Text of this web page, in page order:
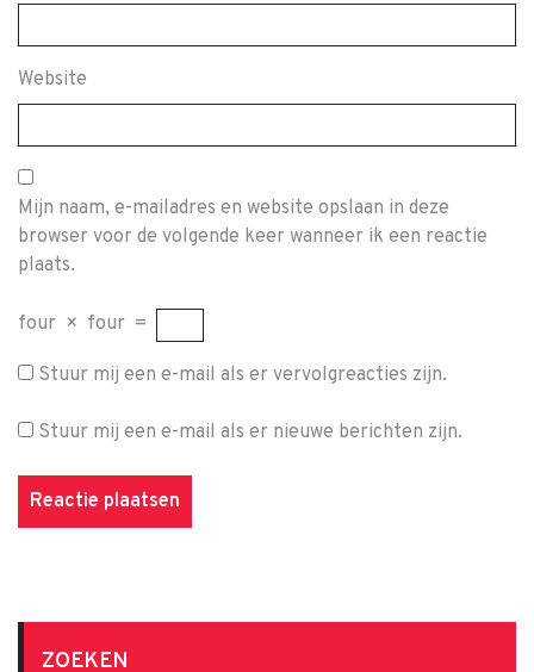
Website
Mijn naam, e-mailadres en website opslaan in deze
browser voor de volgende keer wanneer ik een reactie
plaats.
four × four =
Stuur mij een e-mail als er vervolgreacties zijn.
Stuur mij een e-mail als er nieuwe berichten zijn.
ZOEKEN